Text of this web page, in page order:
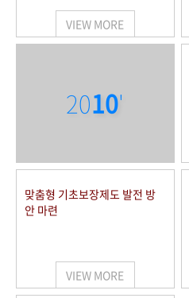
VIEW MORE
2010'
맞춤형 기초보장제도 발전 방
안 마련
VIEW MORE